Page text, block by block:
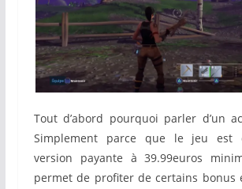
Tout d’abord pourquoi parler d’un
Simplement parce que le jeu est
version payante à 39.99euros
permet de profiter de certains bonus